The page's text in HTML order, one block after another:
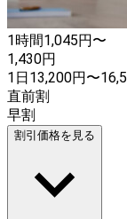
1時間1,045円〜
1,430円
1日13,200円〜
直前割
早割
割引価格を見る